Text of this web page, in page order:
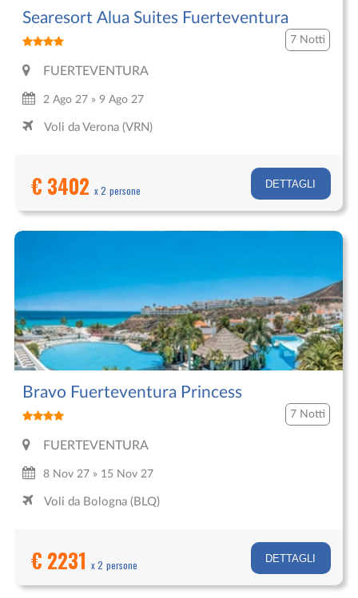
Searesort Alua Suites Fuerteventura
7 Notti
FUERTEVENTURA
2 Ago 27 » 9 Ago 27
Voli da Verona (VRN)
€ 3402x 2 persone DETTAGLI
Bravo Fuerteventura Princess
7 Notti
FUERTEVENTURA
8 Nov 27 » 15 Nov 27
Voli da Bologna (BLQ)
€ 2231x 2 persone DETTAGLI